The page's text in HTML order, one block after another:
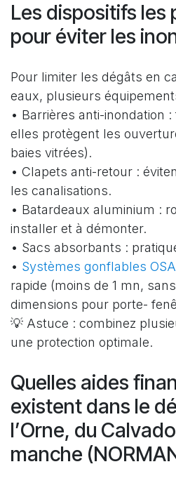
Les dispositifs les
pour éviter les
Pour limiter les dégâts en
eaux, plusieurs
• Barrières anti-inondation
elles protègent les
baies vitrées).
• Clapets anti-retour :
les canalisations.
• Batardeaux aluminium :
installer et à démonter.
• Sacs absorbants :
• Systèmes gonflables
rapide (moins de 1 mn,
dimensions pour porte-
💡 Astuce : combinez
une protection optimale.
Quelles aides
existent dans le
l’Orne, du
manche